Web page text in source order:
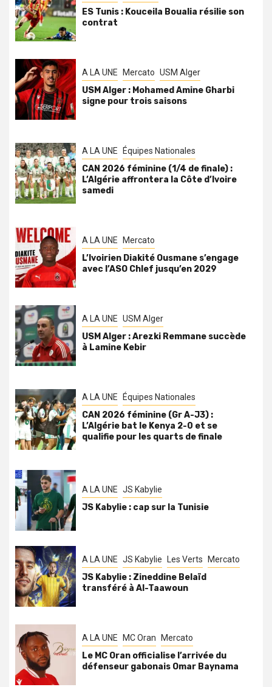
ES Tunis : Kouceila Boualia résilie son
contrat
A LA UNE Mercato USM Alger
USM Alger : Mohamed Amine Gharbi
signe pour trois saisons
A LA UNE Équipes Nationales
CAN 2026 féminine (1/4 de finale) :
L’Algérie affrontera la Côte d’Ivoire
samedi
A LA UNE Mercato
L’Ivoirien Diakité Ousmane s’engage
avec l’ASO Chlef jusqu’en 2029
A LA UNE USM Alger
USM Alger : Arezki Remmane succède
à Lamine Kebir
A LA UNE Équipes Nationales
CAN 2026 féminine (Gr A-J3) :
L’Algérie bat le Kenya 2-0 et se
qualifie pour les quarts de finale
A LA UNE JS Kabylie
JS Kabylie : cap sur la Tunisie
A LA UNE JS Kabylie Les Verts Mercato
JS Kabylie : Zineddine Belaïd
transféré à Al-Taawoun
A LA UNE MC Oran Mercato
Le MC Oran officialise l’arrivée du
défenseur gabonais Omar Baynama